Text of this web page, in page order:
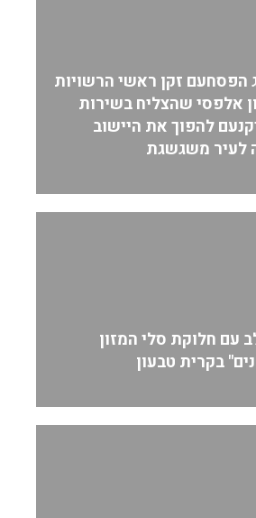
הפסחעם זקן ראשי הרשויות
אלפסי שהצליח בשירות
להפוך את היישוב
לעיר משגשגת
עם חלוקת סלי המזון
בקרית טבעון